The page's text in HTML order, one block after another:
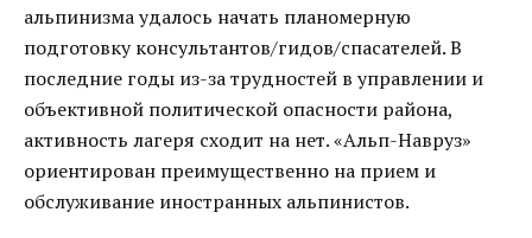
альпинизма удалось начать планомерную
подготовку консультантов/гидов/спасателей. В
последние годы из-за трудностей в управлении и
объективной политической опасности района,
активность лагеря сходит на нет. «Альп-Навруз»
ориентирован преимущественно на прием и
обслуживание иностранных альпинистов.